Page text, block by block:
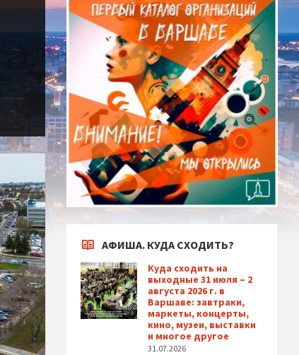
АФИША. КУДА СХОДИТЬ?
Куда сходить на
выходные 31 июля – 2
августа 2026 г. в
Варшаве: завтраки,
маркеты, концерты,
кино, музеи, выставки
и многое другое
31.07.2026